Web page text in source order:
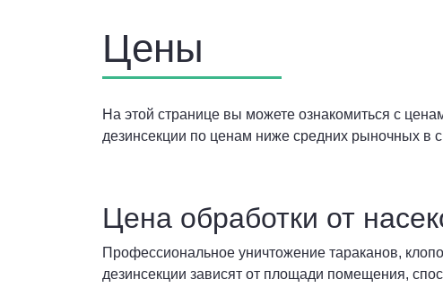
Цены
На этой странице вы можете ознакомиться с
дезинсекции по ценам ниже средних рыночных в
Цена обработки от
Профессиональное уничтожение тараканов,
дезинсекции зависят от площади помещения,